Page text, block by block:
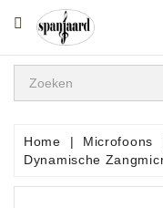
CATEGORIE
Home
In
De
Home Microfoons
Dynamische